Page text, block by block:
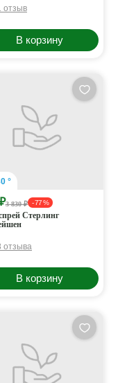
отзыв
В корзину
°
3 830 ₽ - 77 %
Стерлинг
отзыва
В корзину